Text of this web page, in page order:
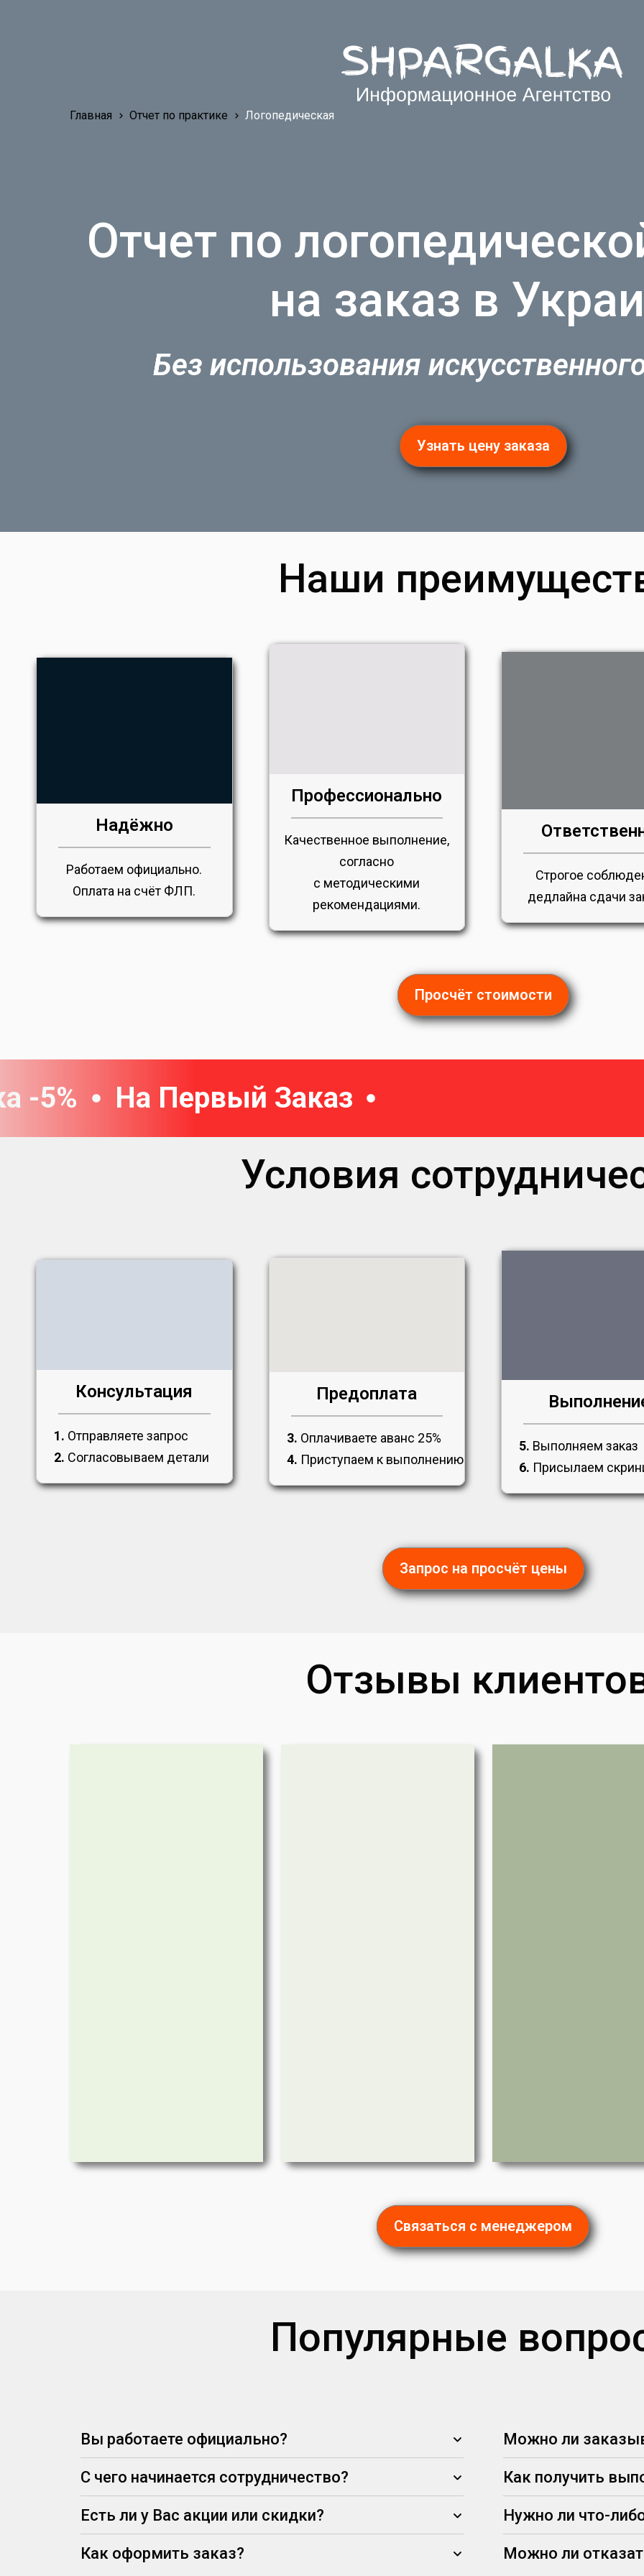
Отчет по
на заказ в
Без использования
Узнать цену заказа
Главная Отчет по практике Логопедическая
Наши
Надёжно
Работаем официально.
Оплата на счёт ФЛП.
Профессионально
Качественное выполнение,
согласно
с методическими
рекомендациями.
Строгое
дедлайна сдачи
Просчёт стоимости
Условия
Консультация
1. Отправляете запрос
2. Согласовываем детали
Предоплата
3. Оплачиваете аванс 25%
4. Приступаем к выполнению
5. Выполняем заказ
6. Присылаем
Запрос на просчёт цены
-5% На Первый Заказ
Отзывы
Связаться с менеджером
Популярные
Вы работаете официально?
С чего начинается сотрудничество?
Есть ли у Вас акции или скидки?
Как оформить заказ?
Можно ли
Как получить
Нужно ли что-
Можно ли